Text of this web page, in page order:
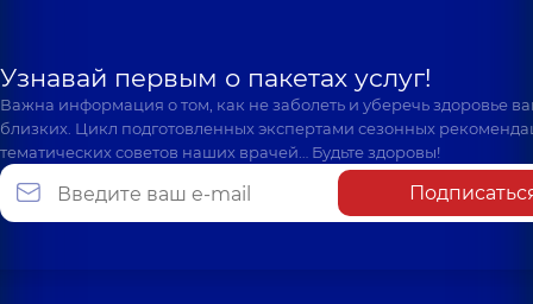
Узнавай первым о пакетах услуг!
Важна информация о том, как не заболеть и уберечь здоровье
близких. Цикл подготовленных экспертами сезонных
тематических советов наших врачей… Будьте здоровы!